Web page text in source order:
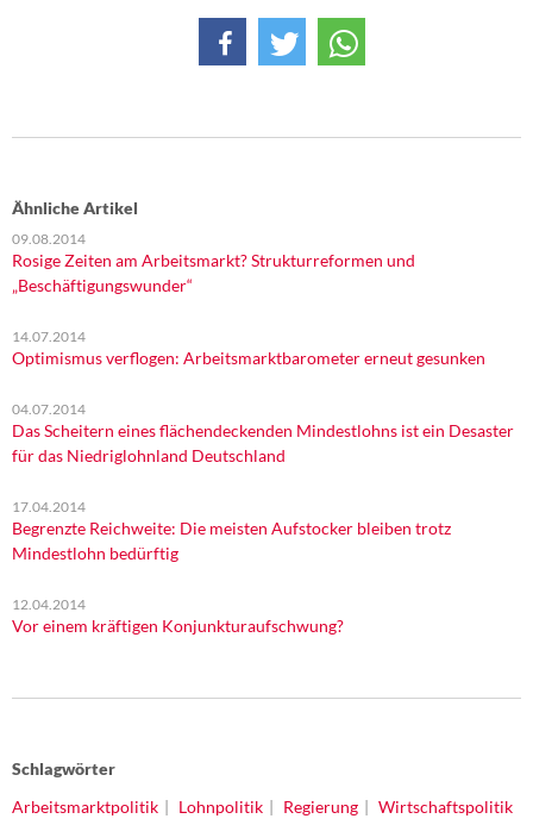
Ähnliche Artikel
09.08.2014
Rosige Zeiten am Arbeitsmarkt? Strukturreformen und
„Beschäftigungswunder“
14.07.2014
Optimismus verflogen: Arbeitsmarktbarometer erneut gesunken
04.07.2014
Das Scheitern eines flächendeckenden Mindestlohns ist ein Desaster
für das Niedriglohnland Deutschland
17.04.2014
Begrenzte Reichweite: Die meisten Aufstocker bleiben trotz
Mindestlohn bedürftig
12.04.2014
Vor einem kräftigen Konjunkturaufschwung?
Schlagwörter
Arbeitsmarktpolitik
Lohnpolitik Regierung Wirtschaftspolitik